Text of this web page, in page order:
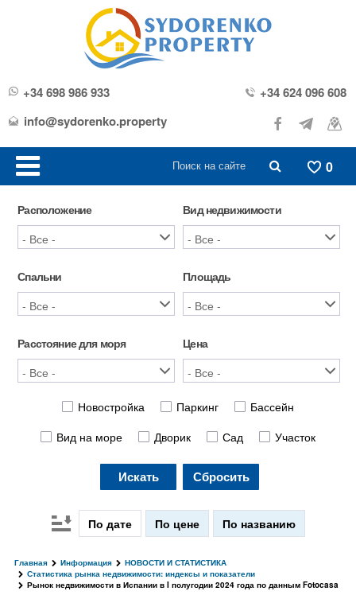
+34 698 986 933
+34 624 096 608
info@sydorenko.property
0
Расположение Вид недвижимости
Спальни Площадь
Расстояние для моря Цена
Новостройка Паркинг
Бассейн
Вид на море
Дворик Сад Участок
Искать Сбросить
По дате По цене По названию
Главная Информация
НОВОСТИ И СТАТИСТИКА
Статистика рынка недвижимости: индексы и показатели
Рынок недвижимости в Испании в I полугодии 2024 года по данным Fotocasa